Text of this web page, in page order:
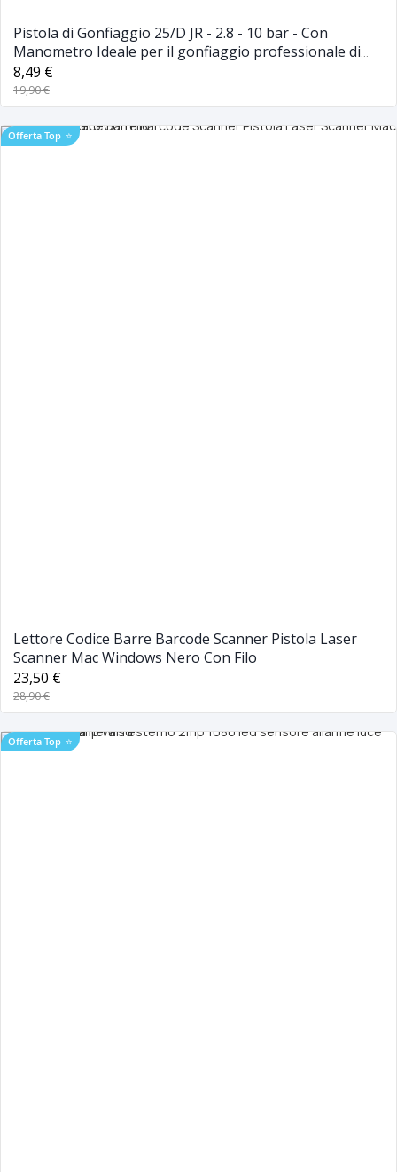
Pistola di Gonfiaggio 25/D JR - 2.8 - 10 bar - Con
Manometro Ideale per il gonfiaggio professionale di
tutti i tipi di pneumatici
8,49 €
19,90 €
Offerta Top ⭐
Lettore Codice Barre Barcode Scanner Pistola Laser
Scanner Mac Windows Nero Con Filo
23,50 €
28,90 €
Offerta Top ⭐